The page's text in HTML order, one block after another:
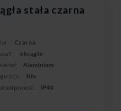
stała czarna
Czarna
okrągła
Aluminium
Nie
IP44